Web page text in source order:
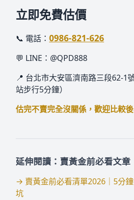
立即免費估價
📞 電話： 0986-821-626
💬 LINE：@QPD888
📍 台北市大安區濟南路三段62-1
站步行5分鐘）
估完不賣完全沒關係，歡迎比較
延伸閱讀：賣黃金前必看文章
→ 賣黃金前必看清單2026｜5分
坑